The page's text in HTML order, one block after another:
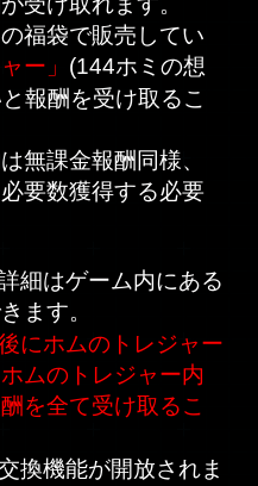
福袋で販売してい
ー」 (144ホミの想
報酬を受け取るこ
無課金報酬同様、
要数獲得する必要
細はゲーム内にある
ます。
にホムのトレジャー
ムのトレジャー内
を全て受け取るこ
換機能が開放されま